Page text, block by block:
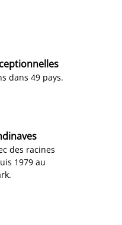
dans 49 pays.
des racines
1979 au